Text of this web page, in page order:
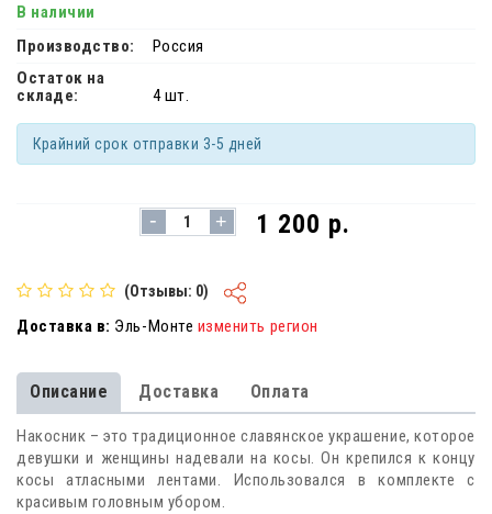
В наличии
Производство:
Россия
Остаток на
складе:
4 шт.
Крайний срок отправки 3-5 дней
- + 1 200 р.
(Отзывы: 0)
Доставка в: Эль-Монте изменить регион
Описание Доставка Оплата
Накосник – это традиционное славянское украшение, которое
девушки и женщины надевали на косы. Он крепился к концу
косы атласными лентами. Использовался в комплекте с
красивым головным убором.